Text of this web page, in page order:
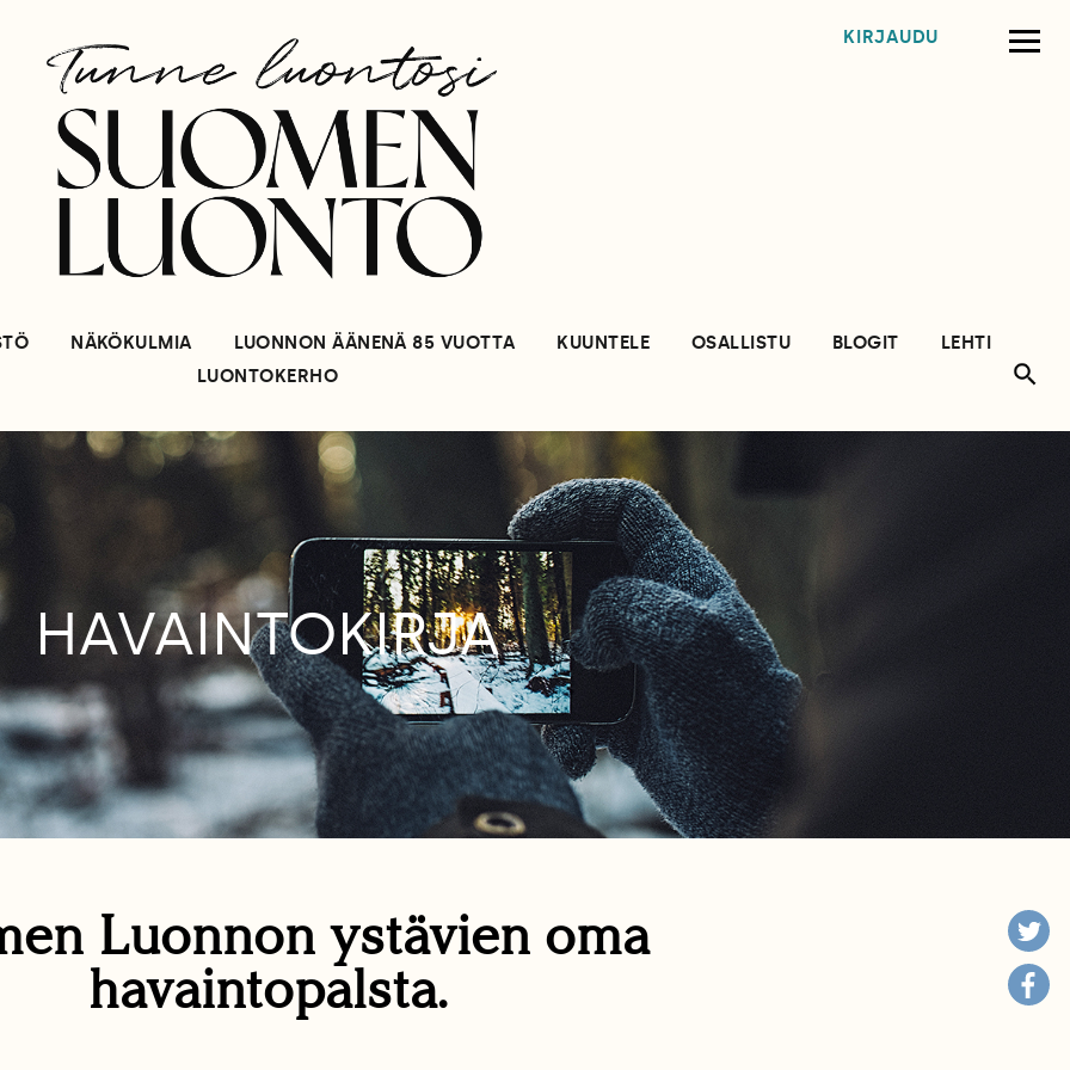
KIRJAUDU
NÄKÖKULMIA LUONNON ÄÄNENÄ 85 VUOTTA KUUNTELE OSALLISTU BLOGIT
LEHTI
LUONTOKERHO
HAVAINTOKIRJA
Luonnon ystävien oma
havaintopalsta.